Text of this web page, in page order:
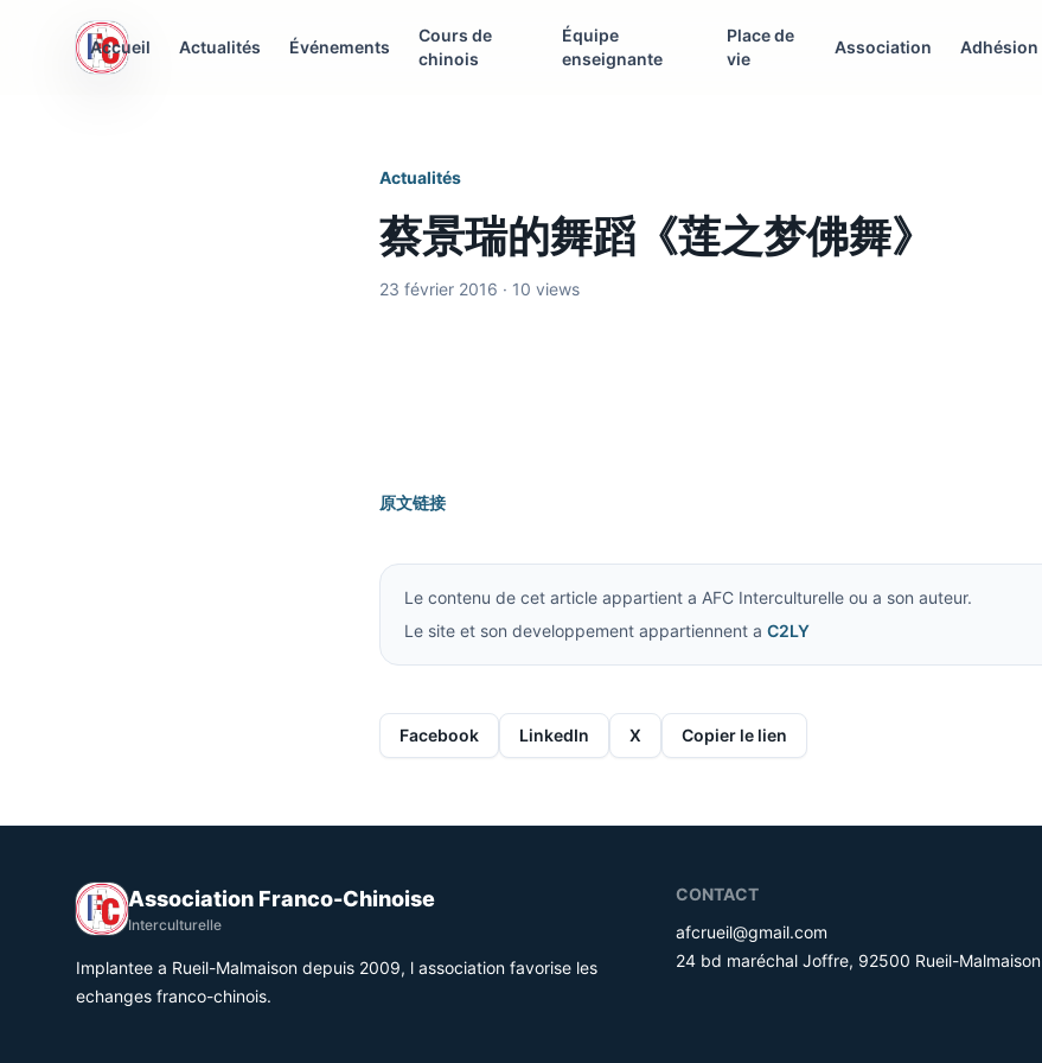
AFC Interculturelle
Accueil Actualités Événements
Cours de
chinois
Équipe
enseignante
Place de
vie
Association Adhésion
Actualités
蔡景瑞的舞蹈《莲之梦佛舞》
23 février 2016 · 10 views
原文链接
Le contenu de cet article appartient a AFC Interculturelle ou a son auteur.
Le site et son developpement appartiennent a C2LY
Facebook LinkedIn X Copier le lien
Association Franco-Chinoise
Interculturelle
Implantee a Rueil-Malmaison depuis 2009, l association favorise les
echanges franco-chinois.
CONTACT
afcrueil@gmail.com
24 bd maréchal Joffre, 92500 Rueil-Malmaison